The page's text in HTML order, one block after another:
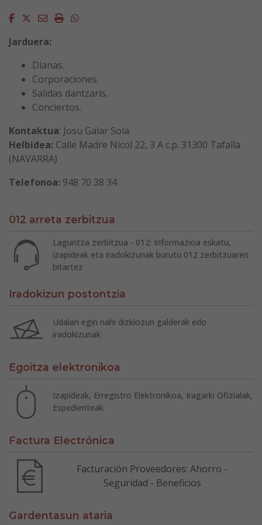
Facebook
Twitter
EmailImprimirWhatsapp
Jarduera:
Dianas.
Corporaciones.
Salidas dantzaris.
Conciertos.
Kontaktua: Josu Galar Sola.
Helbidea: Calle Madre Nicol 22, 3 A c.p. 31300 Tafalla
(NAVARRA)
Telefonoa: 948 70 38 34
012 arreta zerbitzua
Laguntza zerbitzua - 012: Informazioa eskatu,
izapideak eta iradokizunak burutu 012 zerbitzuaren
bitartez
Iradokizun postontzia
Udalari egin nahi dizkiozun galderak edo
iradokizunak
Egoitza elektronikoa
Izapideak, Erregistro Elektronikoa, Iragarki Ofizialak,
Espedienteak
Factura Electrónica
Facturación Proveedores: Ahorro -
Seguridad - Beneficios
Gardentasun ataria